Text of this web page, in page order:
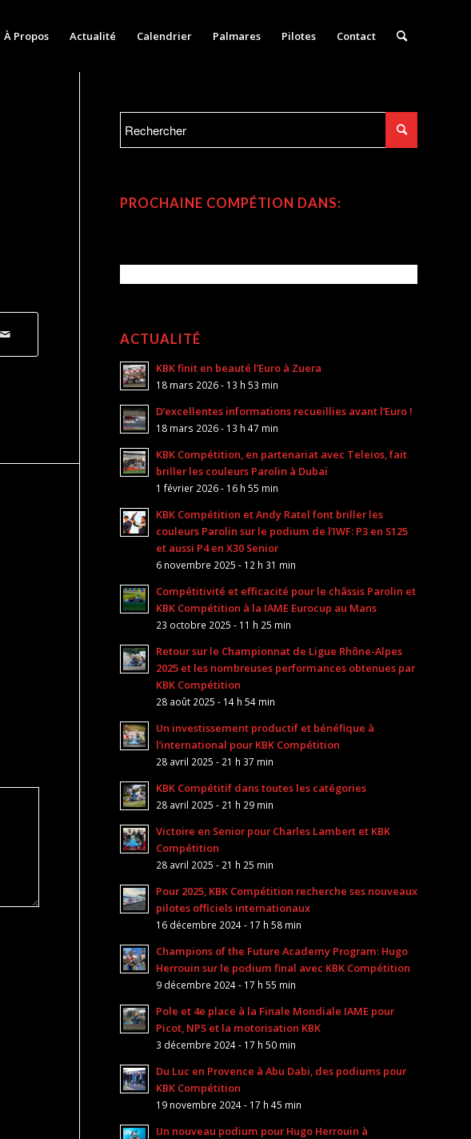
À Propos Actualité Calendrier Palmares Pilotes Contact
PROCHAINE COMPÉTION DANS:
ACTUALITÉ
KBK finit en beauté l’Euro à Zuera
18 mars 2026 - 13 h 53 min
D’excellentes informations recueillies avant l’Euro !
18 mars 2026 - 13 h 47 min
KBK Compétition, en partenariat avec Teleios, fait
briller les couleurs Parolin à Dubaï
1 février 2026 - 16 h 55 min
KBK Compétition et Andy Ratel font briller les
couleurs Parolin sur le podium de l’IWF: P3 en S125
et aussi P4 en X30 Senior
6 novembre 2025 - 12 h 31 min
Compétitivité et efficacité pour le châssis Parolin et
KBK Compétition à la IAME Eurocup au Mans
23 octobre 2025 - 11 h 25 min
Retour sur le Championnat de Ligue Rhône-Alpes
2025 et les nombreuses performances obtenues par
KBK Compétition
28 août 2025 - 14 h 54 min
Un investissement productif et bénéfique à
l’international pour KBK Compétition
28 avril 2025 - 21 h 37 min
KBK Compétitif dans toutes les catégories
28 avril 2025 - 21 h 29 min
Victoire en Senior pour Charles Lambert et KBK
Compétition
28 avril 2025 - 21 h 25 min
Pour 2025, KBK Compétition recherche ses nouveaux
pilotes officiels internationaux
16 décembre 2024 - 17 h 58 min
Champions of the Future Academy Program: Hugo
Herrouin sur le podium final avec KBK Compétition
9 décembre 2024 - 17 h 55 min
Pole et 4e place à la Finale Mondiale IAME pour
Picot, NPS et la motorisation KBK
3 décembre 2024 - 17 h 50 min
Du Luc en Provence à Abu Dabi, des podiums pour
KBK Compétition
19 novembre 2024 - 17 h 45 min
Un nouveau podium pour Hugo Herrouin à